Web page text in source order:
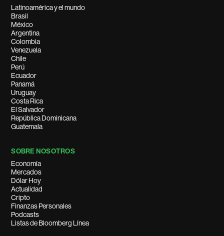
Latinoamérica y el mundo
Brasil
México
Argentina
Colombia
Venezuela
Chile
Perú
Ecuador
Panamá
Uruguay
Costa Rica
El Salvador
República Dominicana
Guatemala
SOBRE NOSOTROS
Economía
Mercados
Dólar Hoy
Actualidad
Cripto
Finanzas Personales
Podcasts
Listas de Bloomberg Línea